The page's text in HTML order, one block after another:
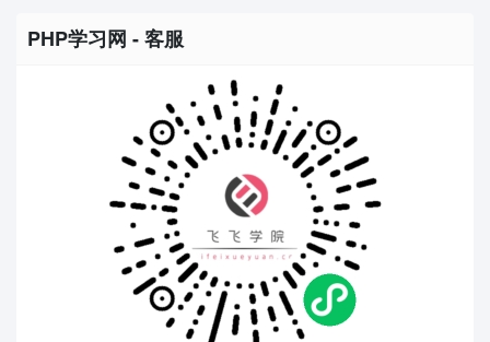
PHP学习网 - 客服